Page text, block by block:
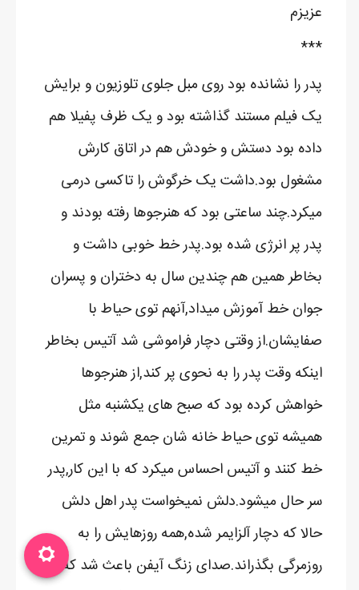
عزیزم
***
پدر را نشانده بود روی مبل جلوی تلوزیون و برایش
یک فیلم مستند گذاشته بود و یک ظرف پفیلا هم
داده بود دستش و خودش هم در اتاق کارش
مشغول بود.داشت یک خرگوش را تاکسی درمی
میکرد.چند ساعتی بود که هنرجوها رفته بودند و
پدر پر انرژی شده بود.پدر خط خوبی داشت و
بخاطر همین هم چندین سال به دختران و پسران
جوان خط آموزش میداد,آنهم توی حیاط با
صفایشان.از وقتی دچار فراموشی شد آتیس بخاطر
اینکه وقت پدر را به نحوی پر کند,از هنرجوها
خواهش کرده بود که صبح های یکشنبه مثل
همیشه توی حیاط خانه شان جمع شوند و تمرین
خط کنند و آتیس احساس میکرد که با این کار,پدر
سر حال میشود.دلش نمیخواست پدر اهل دلش
حالا که دچار آلزایمر شده,همه روزهایش را به
روزمرگی بگذراند.صدای زنگ آیفن باعث شد که